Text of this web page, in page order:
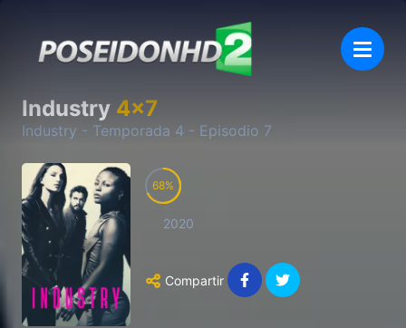
Industry 4x7
Industry - Temporada 4 - Episodio 7
68
2020
Compartir